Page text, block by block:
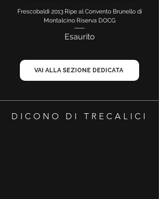
Frescobaldi 2013 Ripe al Convento Brunello di
Montalcino Riserva DOCG
Esaurito
VAI ALLA SEZIONE DEDICATA
DICONO DI TRECALICI